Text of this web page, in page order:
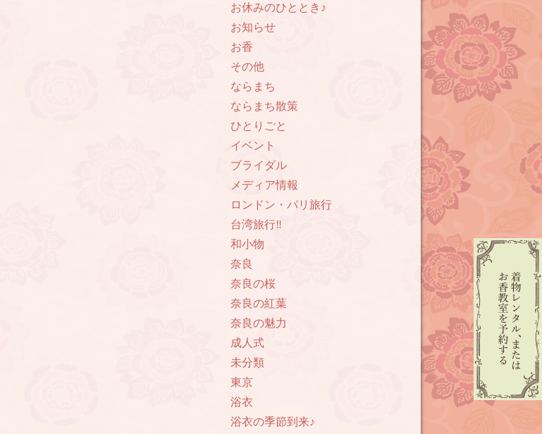
お休みのひととき♪
お知らせ
お香
その他
ならまち
ならまち散策
ひとりごと
イベント
ブライダル
メディア情報
ロンドン・パリ旅行
台湾旅行‼︎
和小物
奈良
奈良の桜
奈良の紅葉
奈良の魅力
成人式
未分類
東京
浴衣
浴衣の季節到来♪